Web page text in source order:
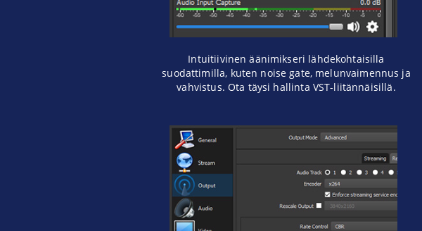
Intuitiivinen äänimikseri lähdekohtaisilla
suodattimilla, kuten noise gate, melunvaimennus ja
vahvistus. Ota täysi hallinta VST-liitännäisillä.